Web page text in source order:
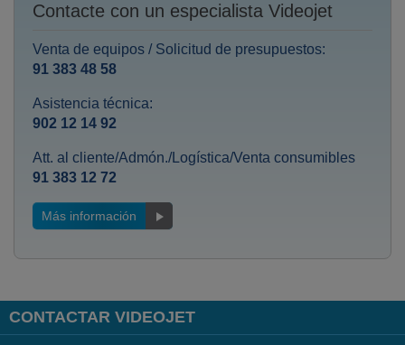
Contacte con un especialista Videojet
Venta de equipos / Solicitud de presupuestos:
91 383 48 58
Asistencia técnica:
902 12 14 92
Att. al cliente/Admón./Logística/Venta consumibles
91 383 12 72
Más información
CONTACTAR VIDEOJET